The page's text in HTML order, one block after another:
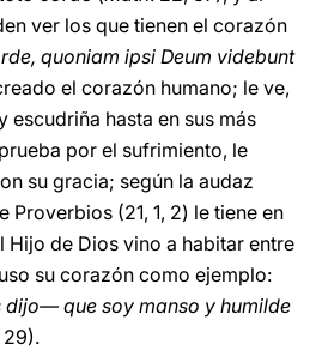
ver los que tienen el corazón
quoniam ipsi Deum videbunt
el corazón humano; le ve,
escudriña hasta en sus más
por el sufrimiento, le
su gracia; según la audaz
Proverbios (21, 1, 2) le tiene en
Hijo de Dios vino a habitar entre
su corazón como ejemplo:
que soy manso y humilde
29).